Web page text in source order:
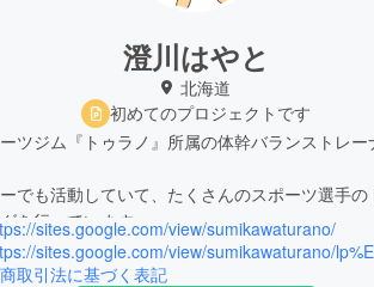
澄川はやと
北海道
初めてのプロジェクトです
ツジム『トゥラノ』所属の体幹バランストレー
でも活動していて、たくさんのスポーツ選手の
を行っています。
sites.google.com/view/sumikawaturano/
取引法に基づく表記